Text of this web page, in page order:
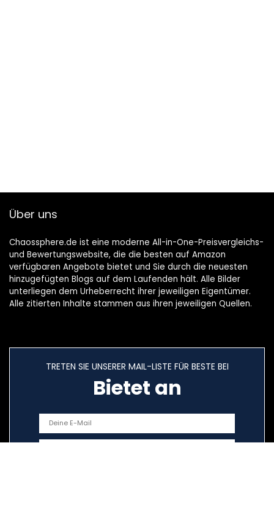
Über uns
Chaossphere.de ist eine moderne All-in-One-Preisvergleichs-
und Bewertungswebsite, die die besten auf Amazon
verfügbaren Angebote bietet und Sie durch die neuesten
hinzugefügten Blogs auf dem Laufenden hält. Alle Bilder
unterliegen dem Urheberrecht ihrer jeweiligen Eigentümer.
Alle zitierten Inhalte stammen aus ihren jeweiligen Quellen.
TRETEN SIE UNSERER MAIL-LISTE FÜR BESTE BEI
Bietet an